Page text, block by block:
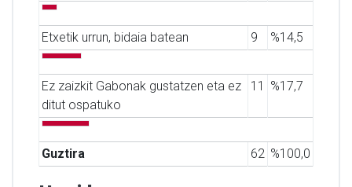
Etxetik urrun, bidaia batean 9 %14,5
Ez zaizkit Gabonak gustatzen eta ez
ditut ospatuko
11 %17,7
Guztira 62 %100,0